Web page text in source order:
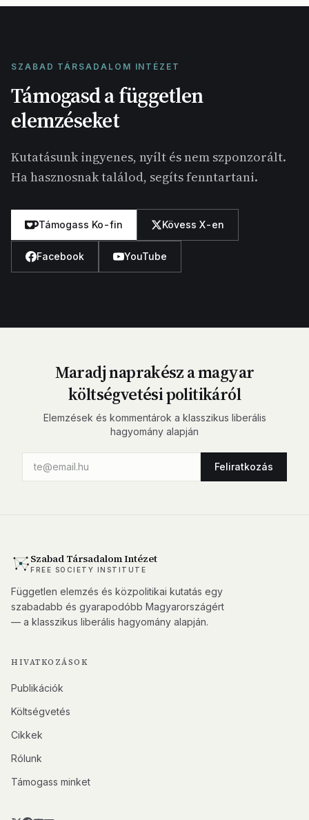
SZABAD TÁRSADALOM INTÉZET
Támogasd a független
elemzéseket
Kutatásunk ingyenes, nyílt és nem szponzorált.
Ha hasznosnak találod, segíts fenntartani.
Támogass Ko-fin Kövess X-en
Facebook YouTube
Maradj naprakész a magyar
költségvetési politikáról
Elemzések és kommentárok a klasszikus liberális
hagyomány alapján
Feliratkozás
Szabad Társadalom Intézet
FREE SOCIETY INSTITUTE
Független elemzés és közpolitikai kutatás egy
szabadabb és gyarapodóbb Magyarországért
— a klasszikus liberális hagyomány alapján.
HIVATKOZÁSOK
Publikációk
Költségvetés
Cikkek
Rólunk
Támogass minket